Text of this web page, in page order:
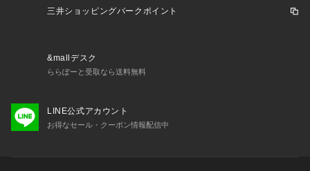
三井ショッピングパークポイント
&mallデスク
ららぽーと受取なら送料無料
LINE公式アカウント
お得なセール・クーポン情報配信中